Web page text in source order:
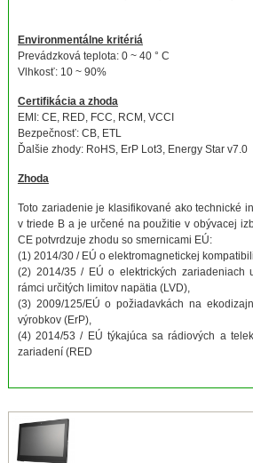
Environmentálne kritériá
Prevádzková teplota: 0 ~ 40 ° C
Vlhkosť: 10 ~ 90%
Certifikácia a zhoda
EMI: CE, RED, FCC, RCM, VCCI
Bezpečnosť: CB, ETL
Ďalšie zhody: RoHS, ErP Lot3, Energy Star v7.0
Zhoda
Toto zariadenie je klasifikované ako technické
v triede B a je určené na použitie v obývacej
CE potvrdzuje zhodu so smernicami EÚ:
(1) 2014/30 / EÚ o elektromagnetickej
(2) 2014/35 / EÚ o elektrických zariadeniach
rámci určitých limitov napätia (LVD),
(3) 2009/125/EÚ o požiadavkách na
výrobkov (ErP),
(4) 2014/53 / EÚ týkajúca sa rádiových a
zariadení (RED